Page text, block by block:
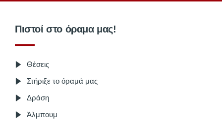
Πιστοί στο όραμα μας!
Θέσεις
Στήριξε το όραμά μας
Δράση
Άλμπουμ